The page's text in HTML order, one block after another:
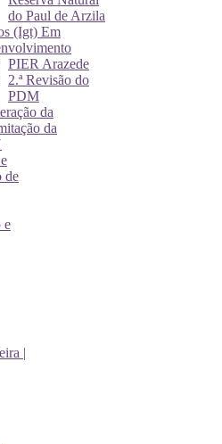
do Paul de Arzila
(Igt) Em
PIER Arazede
2.ª Revisão do
PDM
da
da
de
e
|